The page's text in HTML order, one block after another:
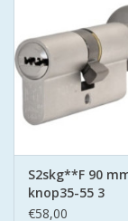
S2skg**F 90
knop35-55 3
keersleutels
€58,00